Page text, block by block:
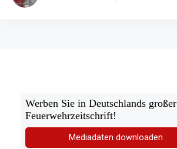
Werben Sie in Deutschlands großer
Feuerwehrzeitschrift!
Mediadaten downloaden